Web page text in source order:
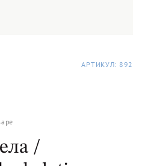
АРТИКУЛ: 892
/